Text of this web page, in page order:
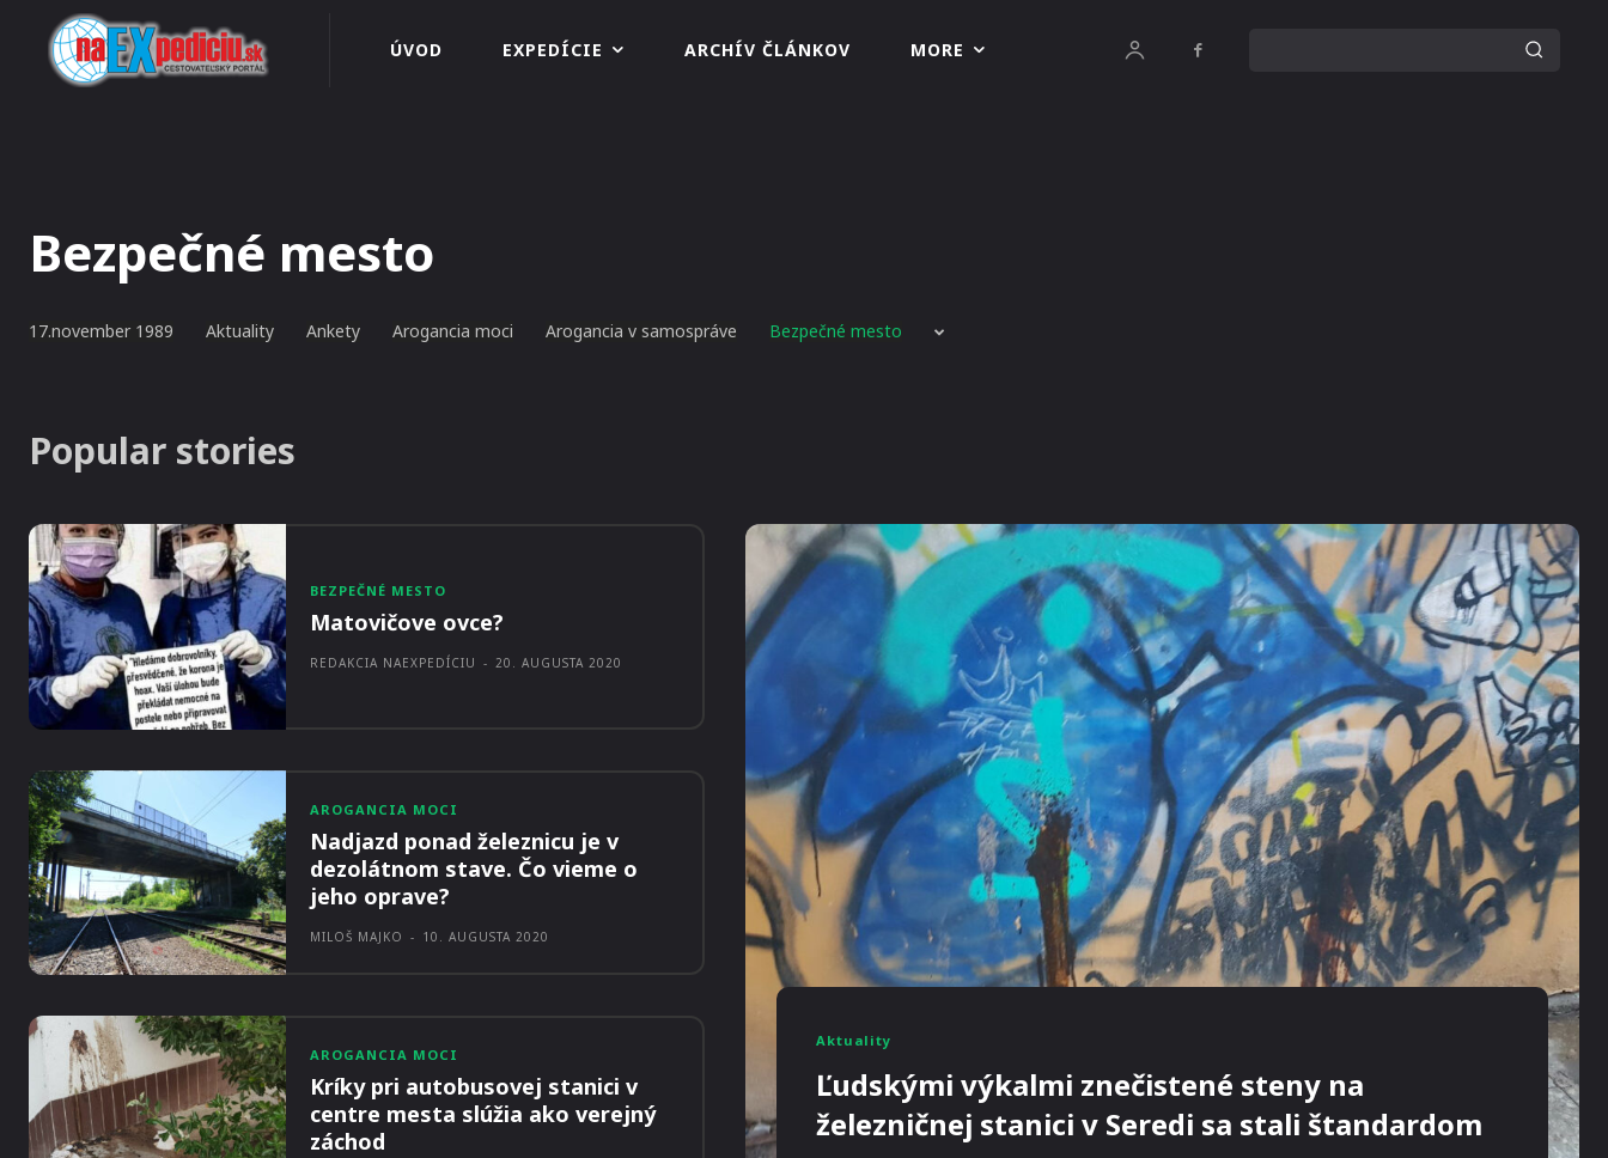
ÚVOD EXPEDÍCIE ARCHÍV ČLÁNKOV MORE
Bezpečné mesto
17.november 1989 Aktuality Ankety Arogancia moci Arogancia v samospráve Bezpečné mesto
Popular stories
BEZPEČNÉ MESTO
Matovičove ovce?
REDAKCIA NAEXPEDÍCIU - 20. AUGUSTA 2020
AROGANCIA MOCI
Nadjazd ponad železnicu je v
dezolátnom stave. Čo vieme o
jeho oprave?
MILOŠ MAJKO - 10. AUGUSTA 2020
AROGANCIA MOCI
Kríky pri autobusovej stanici v
centre mesta slúžia ako verejný
záchod
Aktuality
Ľudskými výkalmi znečistené steny na
železničnej stanici v Seredi sa stali štandardom